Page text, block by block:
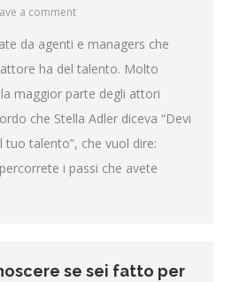
a comment
da agenti e managers che
ha del talento. Molto
maggior parte degli attori
che Stella Adler diceva “Devi
talento”, che vuol dire:
i passi che avete
se sei fatto per